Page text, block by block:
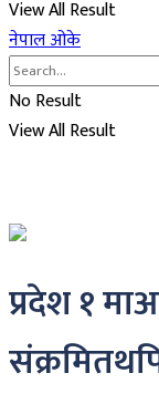
View All Result
नेपाल ओके
No Result
View All Result
प्रदेश १